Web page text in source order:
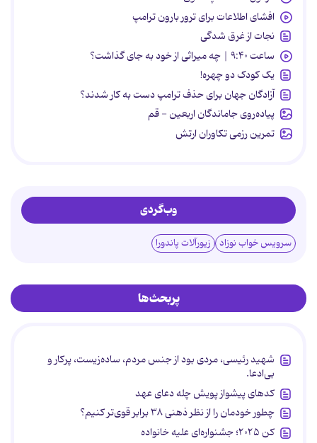
افشای اطلاعات برای ترور بارون ترامپ
نجات از غرق شدگی
ساعت ۹:۴۰ | چه میراثی از خود به جای گذاشت؟
یک کودک دو چهره!
آزادگان جهان برای حذف ترامپ دست به کار شدند؟
پیاده‌روی جاماندگان اربعین - قم
تمرین رزمی تکاوران ارتش
وب‌گردی
سرویس خواب نوزاد زیورآلات پاندورا
پربحث‌ها
شهید رئیسی، مردی بود از جنس مردم، ساده‌زیست، پرکار و
بی‌ادعا.
کدهای پیشواز پویش چله دعای عهد
چطور خودمان را از نظر ذهنی ۳۸ برابر قوی‌تر کنیم؟
کن ۲۰۲۵؛ جشنواره‌ای علیه خانواده